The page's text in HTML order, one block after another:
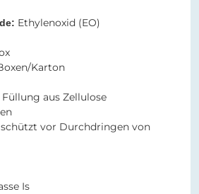
Ethylenoxid (EO)
Karton
aus Zellulose
schützt vor Durchdringen von
Is